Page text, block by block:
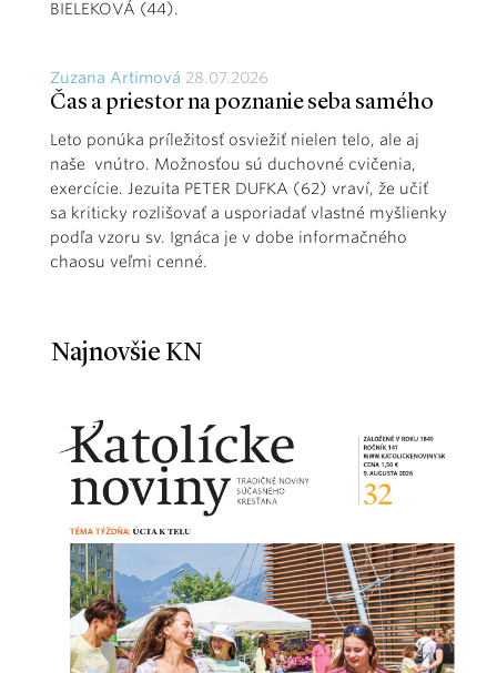
BIELEKOVÁ (44).
Zuzana Artimová 28.07.2026
Čas a priestor na poznanie seba samého
Leto ponúka príležitosť osviežiť nielen telo, ale aj
naše vnútro. Možnosťou sú duchovné cvičenia,
exercície. Jezuita PETER DUFKA (62) vraví, že učiť
sa kriticky rozlišovať a usporiadať vlastné myšlienky
podľa vzoru sv. Ignáca je v dobe informačného
chaosu veľmi cenné.
Najnovšie KN